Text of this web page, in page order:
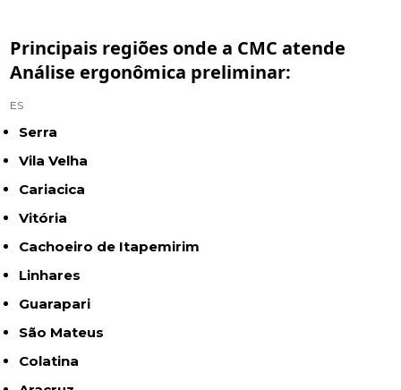
Principais regiões onde a CMC atende
Análise ergonômica preliminar:
ES
Serra
Vila Velha
Cariacica
Vitória
Cachoeiro de Itapemirim
Linhares
Guarapari
São Mateus
Colatina